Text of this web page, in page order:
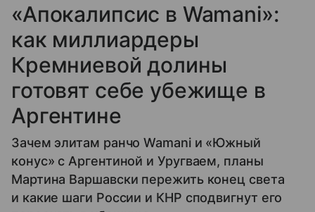
«Апокалипсис в Wamani»:
как миллиардеры
Кремниевой долины
готовят себе убежище в
Аргентине
Зачем элитам ранчо Wamani и «Южный
конус» с Аргентиной и Уругваем, планы
Мартина Варшавски пережить конец света
и какие шаги России и КНР сподвигнут его